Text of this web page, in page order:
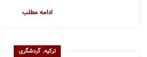
ادامه مطلب
ترکیه, گردشگری